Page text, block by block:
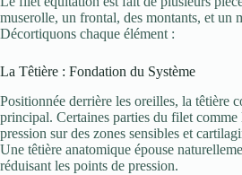
muserolle, un frontal, des montants, et un
Décortiquons chaque élément :
La Têtière : Fondation du Système
Positionnée derrière les oreilles, la têtière
principal. Certaines parties du filet comme
pression sur des zones sensibles et
Une têtière anatomique épouse
réduisant les points de pression.